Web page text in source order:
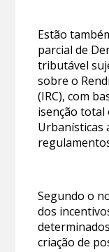
Estão
parcial de
tributável
sobre o
(IRC), com
isenção total
Urbanísticas
Segundo o
dos
criação de